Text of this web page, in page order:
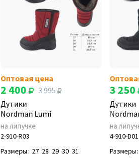
Оптовая цена
2 400
3 995
Дутики
Nordman Lumi
на липучке
2-910-R03
Размеры: 27 28 29 30 31
3 250
Дутики
на
4-910-D01
Размеры: